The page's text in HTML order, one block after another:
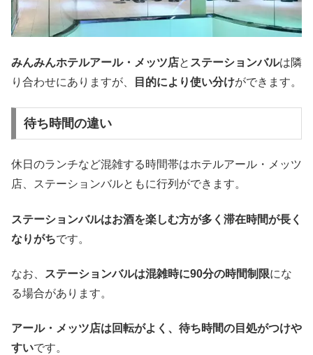
みんみんホテルアール・メッツ店と ステーションバルは隣
り合わせにありますが、
目的により使い分けができます。
待ち時間の違い
休日のランチなど混雑する時間帯はホテルアール・メッツ
店、ステーションバルともに行列ができます。
ステーションバルはお酒を楽しむ方が多く滞在時間が長く
なりがちです。
なお、 ステーションバルは混雑時に90分の時間制限にな
る場合があります。
アール・メッツ店は回転がよく、待ち時間の目処がつけや
すいです。